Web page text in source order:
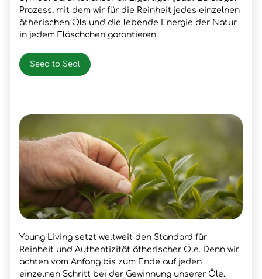
Prozess, mit dem wir für die Reinheit jedes einzelnen
ätherischen Öls und die lebende Energie der Natur
in jedem Fläschchen garantieren.
Seed to Seal
Young Living setzt weltweit den Standard für
Reinheit und Authentizität ätherischer Öle. Denn wir
achten vom Anfang bis zum Ende auf jeden
einzelnen Schritt bei der Gewinnung unserer Öle.